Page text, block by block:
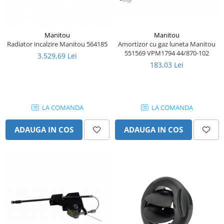
Piese contact
Contactor 12V
Contactoare 24V
Contact general - Ciuperca
Pedala
Sigurante
Senzori de unghi
Bobina solenoid
Piese Mitsubishi
Piese Matbro
Piese Jacobsen
Piese Ingersoll Rand
Piese Hanomag
Piese Ford
Manitou
Radiator incalzire Manitou 564185
3.529,69 Lei
LA COMANDA
ADAUGA IN COS
Manitou
Amortizor cu gaz luneta Manitou
551569 VPM1794 44/870-102
183,03 Lei
LA COMANDA
ADAUGA IN COS